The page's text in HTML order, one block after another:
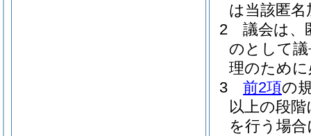
は当該匿
2
議会は、
のとして
理のため
3
前2項の
以上の段
を行う場